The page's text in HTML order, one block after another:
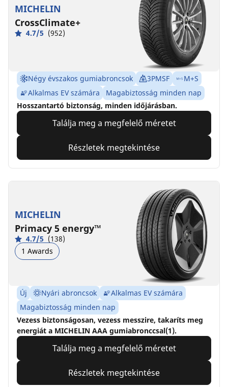
MICHELIN
CrossClimate+
4.7/5 (952)
Négy évszakos gumiabroncsok 3PMSF
M+S
Alkalmas EV számára
Magabiztosság minden nap
Hosszantartó biztonság, minden időjárásban.
Találja meg a megfelelő méretet
Részletek megtekintése
MICHELIN
Primacy 5 energy™
4.7/5 (138)
1 Awards
Új Nyári abroncsok
Alkalmas EV számára
Magabiztosság minden nap
Vezess biztonságosan, vezess messzire, takaríts meg
energiát a MICHELIN AAA gumiabronccsal(1).
Találja meg a megfelelő méretet
Részletek megtekintése